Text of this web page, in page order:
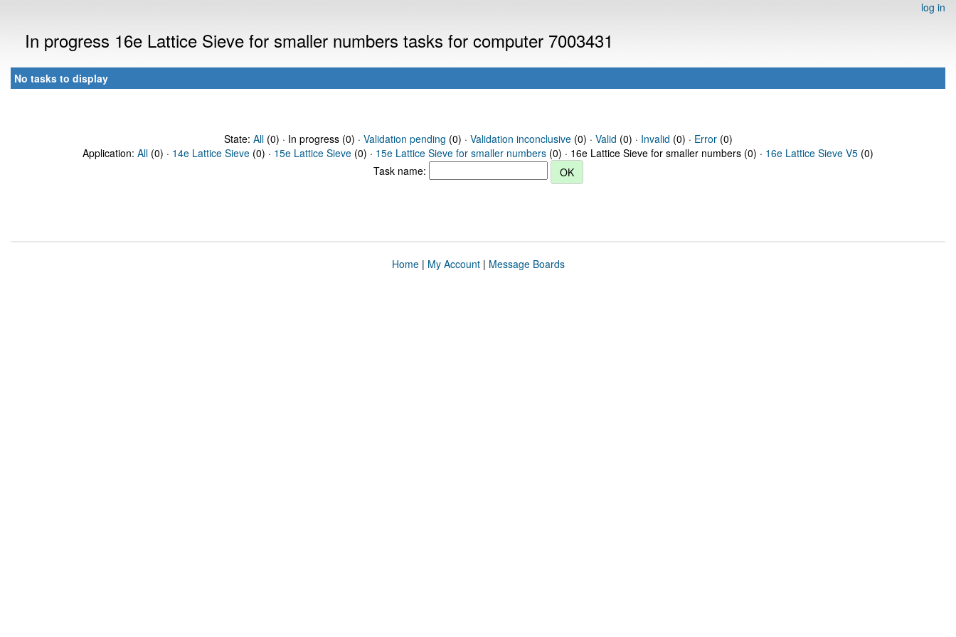
log in
In progress 16e Lattice Sieve for smaller numbers tasks for computer 7003431
No tasks to display
State: All(0) · In progress (0) · Validation pending (0) · Validation inconclusive(0) · Valid (0) · Invalid (0) · Error(0)
Application: All (0) · 14e Lattice Sieve (0) · 15e Lattice Sieve (0) · 15e Lattice Sieve for smaller numbers (0) · 16e Lattice Sieve for smaller numbers (0) · 16e Lattice Sieve V5 (0)
Task name:
Home| My Account| Message Boards